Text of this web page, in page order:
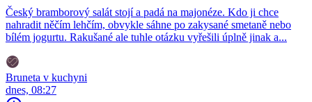
Český bramborový salát stojí a padá na majonéze. Kdo ji chce
nahradit něčím lehčím, obvykle sáhne po zakysané smetaně nebo
bílém jogurtu. Rakušané ale tuhle otázku vyřešili úplně jinak a...
Bruneta v kuchyni
dnes, 08:27